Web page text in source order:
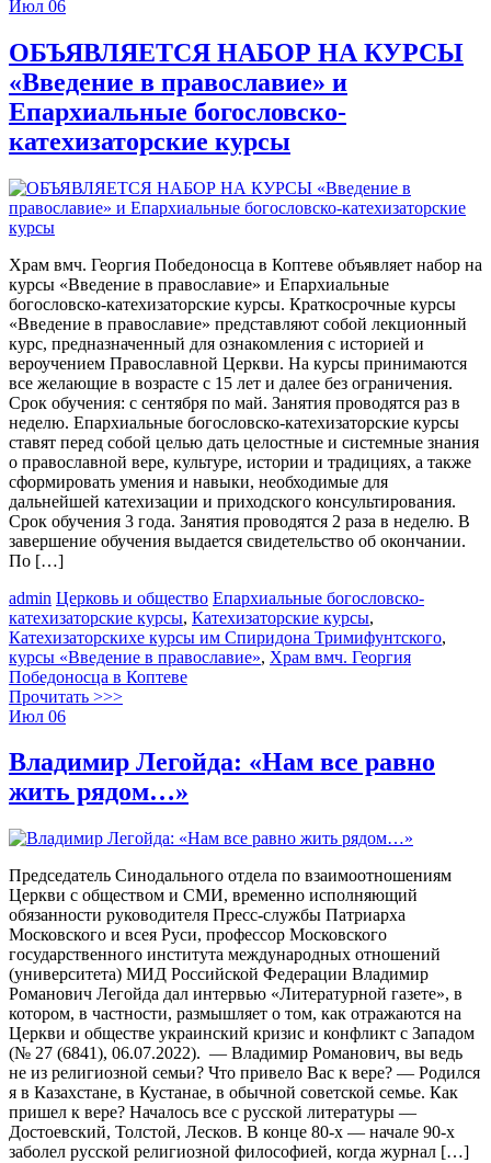
Июл 06
ОБЪЯВЛЯЕТСЯ НАБОР НА КУРСЫ
«Введение в православие» и
Епархиальные богословско-
катехизаторские курсы
Храм вмч. Георгия Победоносца в Коптеве объявляет набор на
курсы «Введение в православие» и Епархиальные
богословско-катехизаторские курсы. Краткосрочные курсы
«Введение в православие» представляют собой лекционный
курс, предназначенный для ознакомления с историей и
вероучением Православной Церкви. На курсы принимаются
все желающие в возрасте с 15 лет и далее без ограничения.
Срок обучения: с сентября по май. Занятия проводятся раз в
неделю. Епархиальные богословско-катехизаторские курсы
ставят перед собой целью дать целостные и системные знания
о православной вере, культуре, истории и традициях, а также
сформировать умения и навыки, необходимые для
дальнейшей катехизации и приходского консультирования.
Срок обучения 3 года. Занятия проводятся 2 раза в неделю. В
завершение обучения выдается свидетельство об окончании.
По […]
admin Церковь и общество Епархиальные богословско-
катехизаторские курсы, Катехизаторские курсы,
Катехизаторскихе курсы им Спиридона Тримифунтского,
курсы «Введение в православие», Храм вмч. Георгия
Победоносца в Коптеве
Прочитать >>>
Июл 06
Владимир Легойда: «Нам все равно
жить рядом…»
Председатель Синодального отдела по взаимоотношениям
Церкви с обществом и СМИ, временно исполняющий
обязанности руководителя Пресс-службы Патриарха
Московского и всея Руси, профессор Московского
государственного института международных отношений
(университета) МИД Российской Федерации Владимир
Романович Легойда дал интервью «Литературной газете», в
котором, в частности, размышляет о том, как отражаются на
Церкви и обществе украинский кризис и конфликт с Западом
(№ 27 (6841), 06.07.2022). — Владимир Романович, вы ведь
не из религиозной семьи? Что привело Вас к вере? — Родился
я в Казахстане, в Кустанае, в обычной советской семье. Как
пришел к вере? Началось все с русской литературы —
Достоевский, Толстой, Лесков. В конце 80-х — начале 90-х
заболел русской религиозной философией, когда журнал […]